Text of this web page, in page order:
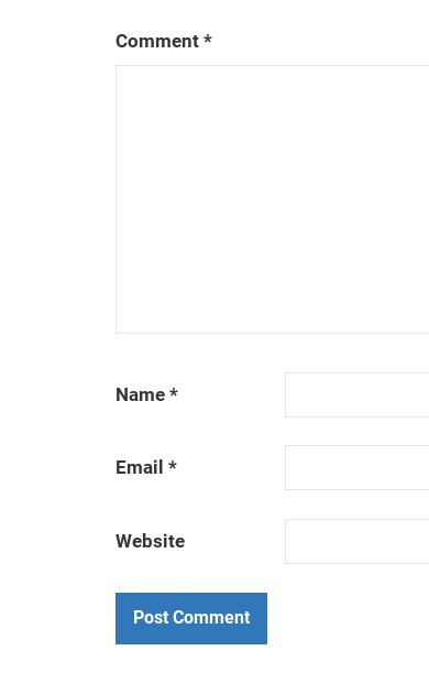
Comment *
Name *
Email *
Website